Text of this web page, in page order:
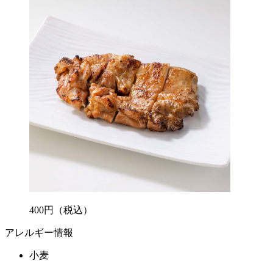
400円 （税込）
アレルギー情報
小麦